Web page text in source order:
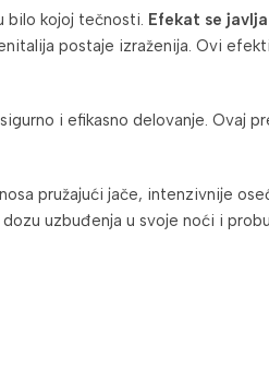
bilo kojoj tečnosti. Efekat se
postaje izraženija. Ovi
i efikasno delovanje. Ovaj
pružajući jače, intenzivnije
uzbuđenja u svoje noći i